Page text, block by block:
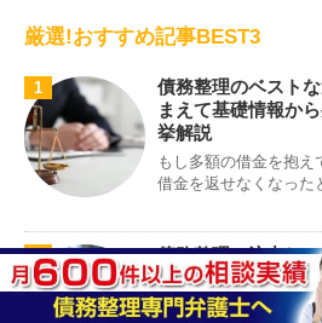
厳選!おすすめ記事BEST3
1
債務整理のベスト
まえて基礎情報か
挙解説
もし多額の借金を抱え
借金を返せなくなった
2
債務整理に注力し
一覧【徹底調査】
当サイトでは、実際の